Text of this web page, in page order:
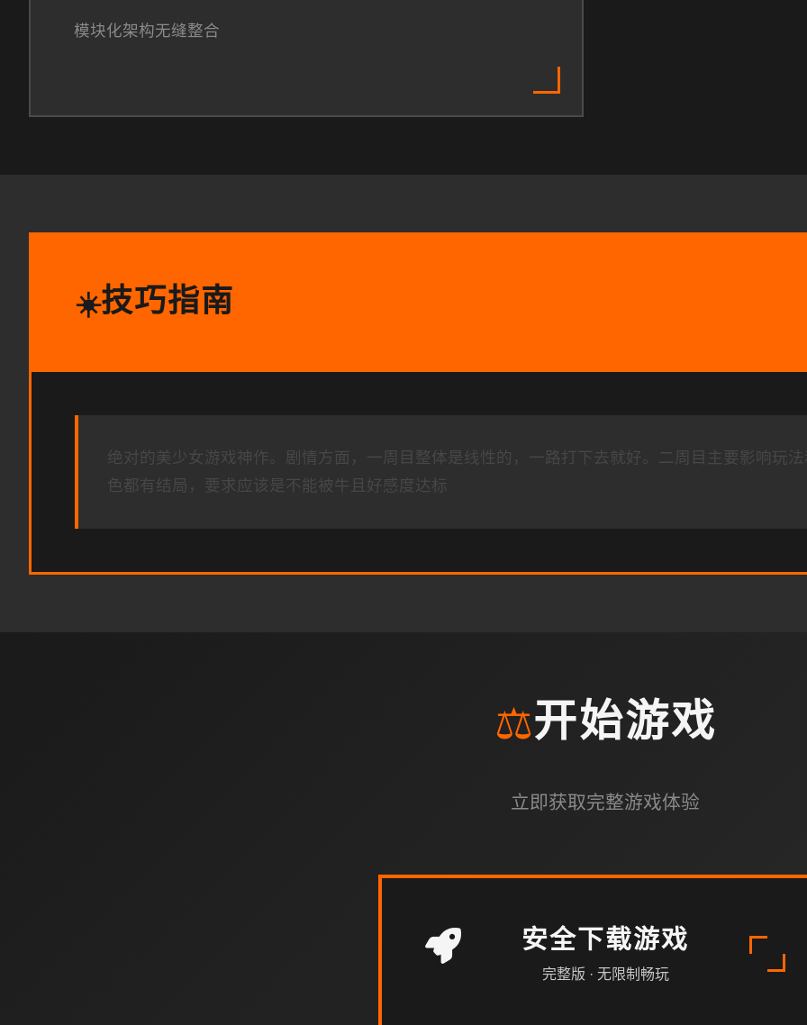
模块化架构无缝整合
☀️技巧指南
绝对的美少女游戏神作。剧情方面，一周目整体是线性的，一路打下去就好。二周目主要影响玩
色都有结局，要求应该是不能被牛且好感度达标
⚖️开始游戏
立即获取完整游戏体验
安全下载游戏
完整版 · 无限制畅玩